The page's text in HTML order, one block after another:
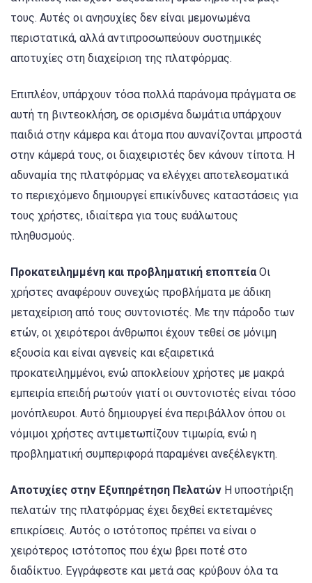
τους. Αυτές οι ανησυχίες δεν είναι μεμονωμένα
περιστατικά, αλλά αντιπροσωπεύουν συστημικές
αποτυχίες στη διαχείριση της πλατφόρμας.
Επιπλέον, υπάρχουν τόσα πολλά παράνομα πράγματα σε
αυτή τη βιντεοκλήση, σε ορισμένα δωμάτια υπάρχουν
παιδιά στην κάμερα και άτομα που αυνανίζονται μπροστά
στην κάμερά τους, οι διαχειριστές δεν κάνουν τίποτα. Η
αδυναμία της πλατφόρμας να ελέγχει αποτελεσματικά
το περιεχόμενο δημιουργεί επικίνδυνες καταστάσεις για
τους χρήστες, ιδιαίτερα για τους ευάλωτους
πληθυσμούς.
Προκατειλημμένη και προβληματική εποπτείαΟι
χρήστες αναφέρουν συνεχώς προβλήματα με άδικη
μεταχείριση από τους συντονιστές. Με την πάροδο των
ετών, οι χειρότεροι άνθρωποι έχουν τεθεί σε μόνιμη
εξουσία και είναι αγενείς και εξαιρετικά
προκατειλημμένοι, ενώ αποκλείουν χρήστες με μακρά
εμπειρία επειδή ρωτούν γιατί οι συντονιστές είναι τόσο
μονόπλευροι. Αυτό δημιουργεί ένα περιβάλλον όπου οι
νόμιμοι χρήστες αντιμετωπίζουν τιμωρία, ενώ η
προβληματική συμπεριφορά παραμένει ανεξέλεγκτη.
Αποτυχίες στην Εξυπηρέτηση Πελατών Η υποστήριξη
πελατών της πλατφόρμας έχει δεχθεί εκτεταμένες
επικρίσεις. Αυτός ο ιστότοπος πρέπει να είναι ο
χειρότερος ιστότοπος που έχω βρει ποτέ στο
διαδίκτυο. Εγγράφεστε και μετά σας κρύβουν όλα τα